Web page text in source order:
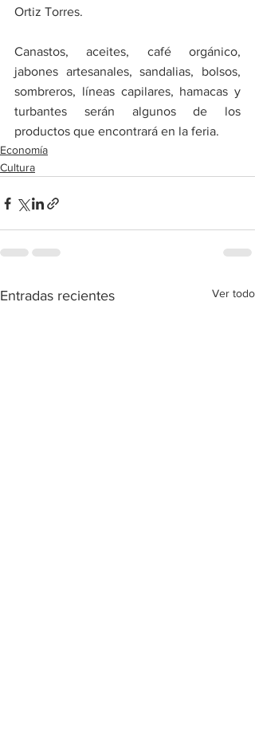
Ortiz Torres.
Canastos, aceites, café orgánico,
jabones artesanales, sandalias, bolsos,
sombreros, líneas capilares, hamacas y
turbantes serán algunos de los
productos que encontrará en la feria.
Economía
Cultura
Entradas recientes Ver todo